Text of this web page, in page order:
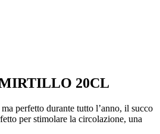
20CL
perfetto durante tutto l’anno, il succo
per stimolare la circolazione, una